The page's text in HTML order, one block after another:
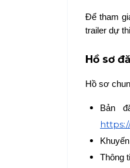
Để tham
trailer dự
Hồ sơ
Hồ sơ
Bản
Thông